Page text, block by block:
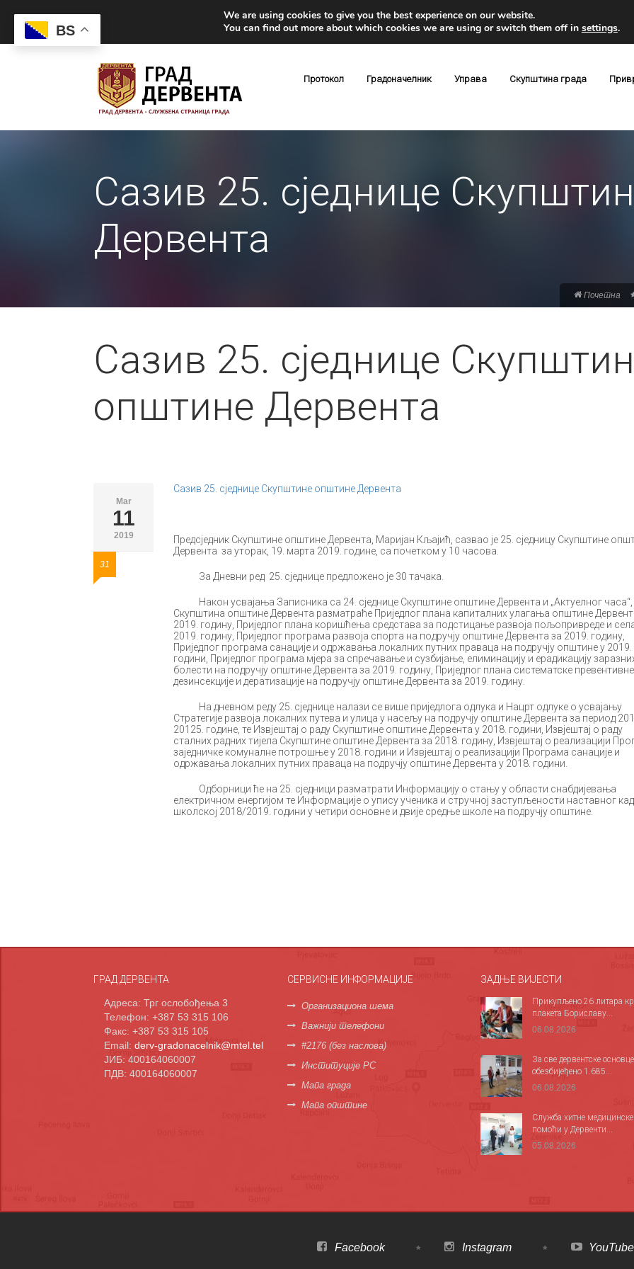
Протокол Градоначелник Управа Скупштина града
Сазив 25. сједнице
Дервента
Почетна
Сазив 25. сједнице
општине Дервента
Mar
11
2019
31
Сазив 25. сједнице Скупштине општине Дервента
Предсједник Скупштине општине Дервента, Маријан Кљајић, сазвао је 25. сједницу Скупштине
Дервента за уторак, 19. марта 2019. године, са почетком у 10 часова.
За Дневни ред 25. сједнице предложено је 30 тачака.
Након усвајања Записника са 24. сједнице Скупштине општине Дервента и „Актуелног часа“,
Скупштина општине Дервента разматраће Приједлог плана капиталних улагања општине
2019. годину, Приједлог плана коришћења средстава за подстицање развоја пољопривреде и
2019. годину, Приједлог програма развоја спорта на подручју општине Дервента за 2019. годину,
Приједлог програма санације и одржавања локалних путних праваца на подручју општине у 2019.
години, Приједлог програма мјера за спречавање и сузбијање, елиминацију и ерадикацију
болести на подручју општине Дервента за 2019. годину, Приједлог плана систематске превентивне
дезинсекције и дератизације на подручју општине Дервента за 2019. годину.
На дневном реду 25. сједнице налази се више приједлога одлука и Нацрт одлуке о усвајању
Стратегије развоја локалних путева и улица у насељу на подручју општине Дервента за период
20125. године, те Извјештај о раду Скупштине општине Дервента у 2018. години, Извјештај о раду
сталних радних тијела Скупштине општине Дервента за 2018. годину, Извјештај о реализацији
заједничке комуналне потрошње у 2018. години и Извјештај о реализацији Програма санације и
одржавања локалних путних праваца на подручју општине Дервента у 2018. години.
Одборници ће на 25. сједници разматрати Информацију о стању у области снабдијевања
електричном енергијом те Информације о упису ученика и стручној заступљености наставног
школској 2018/2019. години у четири основне и двије средње школе на подручју општине.
ГРАД ДЕРВЕНТА
Адреса: Трг ослобођења 3
Телефон: +387 53 315 106
Факс: +387 53 315 105
Email: derv-gradonacelnik@mtel.tel
ЈИБ: 400164060007
ПДВ: 400164060007
СЕРВИСНЕ ИНФОРМАЦИЈЕ
Организациона шема
Важнији телефони
#2176 (без наслова)
Институције РС
Мапа града
Мапа општине
ЗАДЊЕ ВИЈЕСТИ
Прикупљено 26 литара
плакета Бориславу...
06.08.2026
За све дервентске основце
обезбијеђено 1.685...
06.08.2026
Служба хитне медицинске
помоћи у Дервенти...
05.08.2026
Facebook Instagram YouTube
BS
We are using cookies to give you the best experience on our website.
You can find out more about which cookies we are using or switch them off in settings.